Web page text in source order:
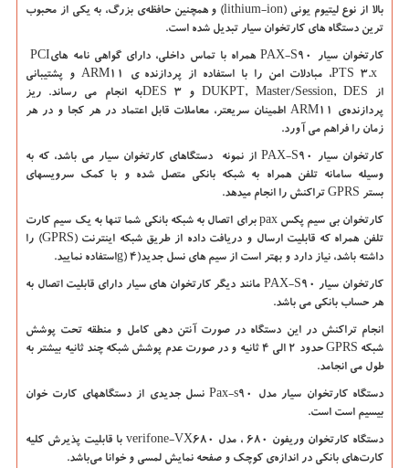
بالا از نوع لیتیوم یونی (lithium-ion) و همچنین حافظه‌ی بزرگ، به یکی از محبوب
ترین دستگاه های کارتخوان سیار تبدیل شده است.
کارتخوان سیار PAX-S90 همراه با تماس داخلی، دارای گواهی نامه هایPCI
PTS 3.x، مبادلات امن را با استفاده از پردازنده ی ARM11و پشتیبانی
ازDUKPT, Master/Session, DES و ۳ DESبه انجام می رساند. ریز
پردازنده‌ی ARM11 اطمینان سریعتر، معاملات قابل اعتماد در هر کجا و در هر
زمان را فراهم می آورد.
کارتخوان سیار PAX-S90 از نمونه دستگاهای کارتخوان سیار می باشد، که به
وسیله سامانه تلفن همراه به شبکه بانکی متصل شده و با کمک سرویسهای
بستر GPRS تراکنش را انجام میدهد.
کارتخوان بی سیم پکس paxبرای اتصال به شبکه بانکی شما تنها به یک سیم‌ کارت
تلفن همراه که قابلیت ارسال و دریافت داده از طریق شبکه اینترنت (GPRS) را
داشته باشد، نیاز دارد و بهتر است از سیم های نسل جدید(۴
g)استفاده نمایید.
کارتخوان سیارPAX-S90 مانند دیگر کارتخوان های سیار دارای قابلیت اتصال به
هر حساب بانکی می باشد.
انجام تراکنش در این دستگاه در صورت آنتن دهی کامل و منطقه تحت پوشش
شبکه GPRS
حدود ۲ الی ۴ ثانیه و در صورت عدم پوشش شبکه چند ثانیه بیشتر به
طول می انجامد.
دستگاه کارتخوان سیار مدل Pax-s90 نسل جدیدی از دستگاههای کارت خوان
بیسیم است است.
دستگاه کارتخوان وریفون ۶۸۰ ، مدل verifone-VX680 با قابلیت پذیرش کلیه
کارت‌های بانکی در اندازه‌ی کوچک و صفحه نمایش لمسی و خوانا می‌باشد.